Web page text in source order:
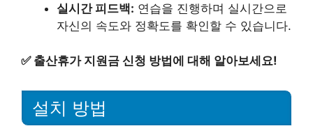
실시간 피드백: 연습을 진행하며 실시간으로
자신의 속도와 정확도를 확인할 수 있습니다.
✅ 출산휴가 지원금 신청 방법에 대해 알아보세요!
설치 방법